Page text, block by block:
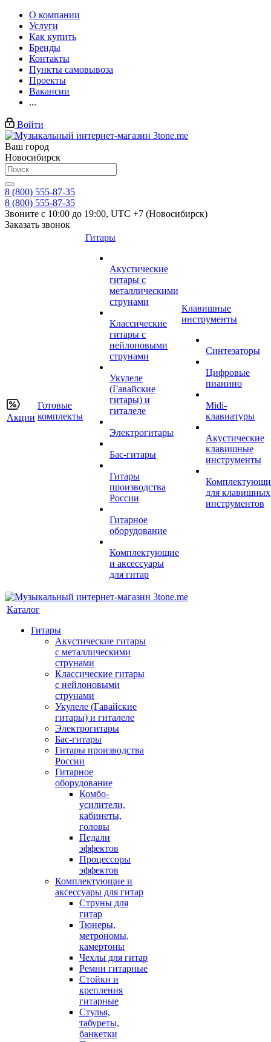
О компании
Услуги
Как купить
Бренды
Контакты
Пункты самовывоза
Проекты
Вакансии
...
Войти
Ваш город
Новосибирск
8 (800) 555-87-35
8 (800) 555-87-35
Звоните с 10:00 до 19:00, UTC +7 (Новосибирск)
Заказать звонок
Акции
Готовые
комплекты
Гитары
Акустические
гитары с
металлическими
струнами
Классические
гитары с
нейлоновыми
струнами
Укулеле
(Гавайские
гитары) и
гиталеле
Электрогитары
Бас-гитары
Гитары
производства
России
Гитарное
оборудование
Комплектующие
и аксессуары
для гитар
Клавишные
инструменты
Синтезаторы
Цифровые
пианино
Midi-
клавиатуры
Акустические
клавишные
инструменты
для клавишных
инструментов
Каталог
Гитары
Акустические гитары
с металлическими
струнами
Классические гитары
с нейлоновыми
струнами
Укулеле (Гавайские
гитары) и гиталеле
Электрогитары
Бас-гитары
Гитары производства
России
Гитарное
оборудование
Комбо-
усилители,
кабинеты,
головы
Педали
эффектов
Процессоры
эффектов
Комплектующие и
аксессуары для гитар
Струны для
гитар
Тюнеры,
метрономы,
камертоны
Чехлы для гитар
Ремни гитарные
Стойки и
крепления
гитарные
Стулья,
табуреты,
банкетки